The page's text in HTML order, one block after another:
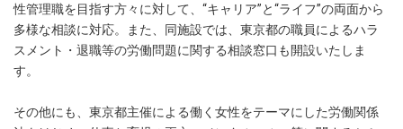
性管理職を目指す方々に対して、“キャリア”と“ライフ”の両面から
多様な相談に対応。また、同施設では、東京都の職員によるハラ
スメント・退職等の労働問題に関する相談窓口も開設いたしま
す。
その他にも、東京都主催による働く女性をテーマにした労働関係